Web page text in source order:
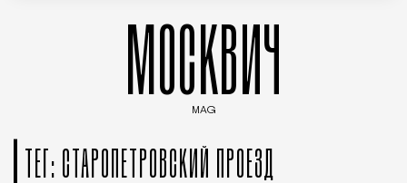
МОСКВИЧ
MAG
ТЕГ: СТАРОПЕТРОВСКИЙ ПРОЕЗД